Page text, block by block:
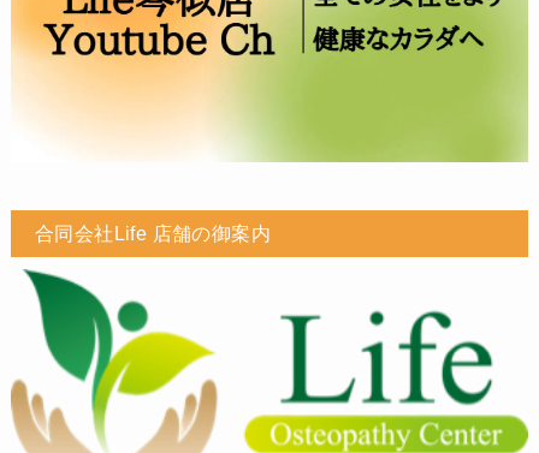
合同会社Life 店舗の御案内